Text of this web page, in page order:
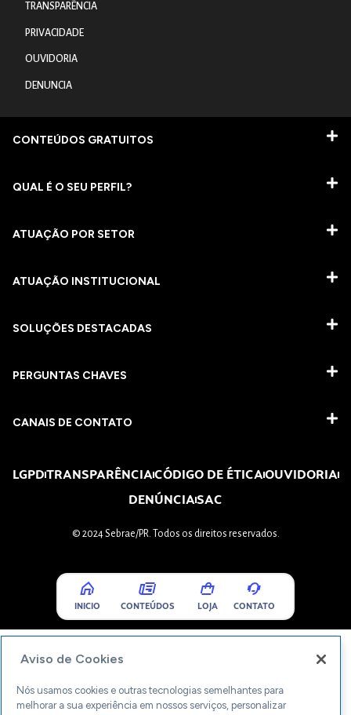
TRANSPARÊNCIA
PRIVACIDADE
OUVIDORIA
DENUNCIA
CONTEÚDOS GRATUITOS
QUAL É O SEU PERFIL?
ATUAÇÃO POR SETOR
ATUAÇÃO INSTITUCIONAL
SOLUÇÕES DESTACADAS
PERGUNTAS CHAVES​
CANAIS DE CONTATO
LGPDTRANSPARÊNCIACÓDIGO DE ÉTICAOUVIDORIA
DENÚNCIASAC
© 2024 Sebrae/PR. Todos os direitos reservados.
INICIO CONTEÚDOS LOJA CONTATO
Aviso de Cookies
Nós usamos cookies e outras tecnologias semelhantes para
melhorar a sua experiência em nossos serviços, personalizar